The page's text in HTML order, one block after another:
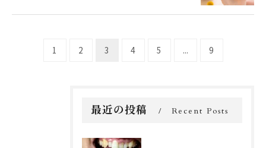
1 2 3 4 5 ... 9
最近の投稿 Recent Posts